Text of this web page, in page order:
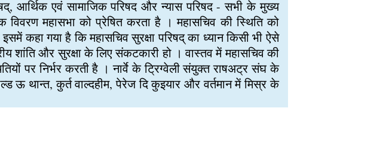
आर्थिक एवं सामाजिक परिषद और न्यास परिषद - सभी के मुख्य
महासभा को प्रेषित करता है । महासचिव की स्थिति को
कहा गया है कि महासचिव सुरक्षा परिषद् का ध्यान किसी भी ऐसे
शांति और सुरक्षा के लिए संकटकारी हो । वास्तव में महासचिव की
पर निर्भर करती है । नार्वे के ट्रिग्वेली संयुक्त राषअट्र संघ के
थान्त, कुर्त वाल्दहीम, पेरेज दि कुइयार और वर्तमान में मिस्र के